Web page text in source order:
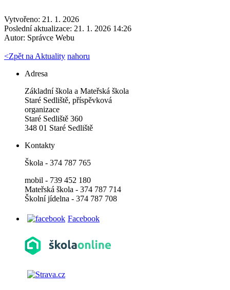
Vytvořeno: 21. 1. 2026
Poslední aktualizace: 21. 1. 2026 14:26
Autor: Správce Webu
<Zpět na Aktuality nahoru
Adresa
Základní škola a Mateřská škola
Staré Sedliště, příspěvková
organizace
Staré Sedliště 360
348 01 Staré Sedliště
Kontakty
Škola - 374 787 765
mobil - 739 452 180
Mateřská škola - 374 787 714
Školní jídelna - 374 787 708
Facebook